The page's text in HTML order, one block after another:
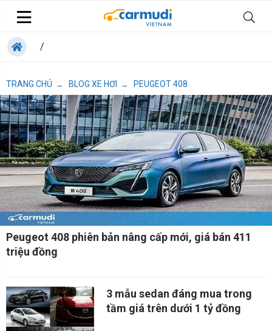
/
TRANG CHỦ → BLOG XE HƠI → PEUGEOT 408
Peugeot 408 phiên bản nâng cấp mới, giá bán 411
triệu đồng
3 mẫu sedan đáng mua trong
tầm giá trên dưới 1 tỷ đồng